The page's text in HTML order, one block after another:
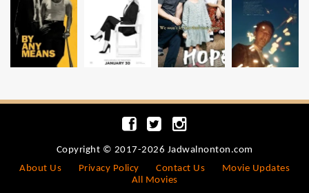
Copyright © 2017-2026 Jadwalnonton.com
About Us
Privacy Policy Contact Us
Movie Updates
All Movies